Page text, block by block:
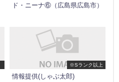
ド・ニーナ⑥（広島県広島市）
※Sランク以上
情報提供(しゃぶ太郎)